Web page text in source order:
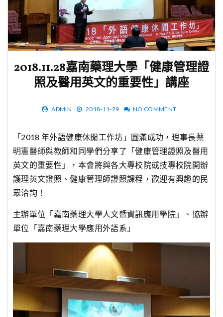
2018.11.28嘉南藥理大學「健康管理證
照及醫用英文的重要性」講座
ADMIN 2018-11-29 NO COMMENT
「2018 年外語健康休閒工作坊」圓滿成功，理事長蔡
明憲醫師與教師和同學們分享了「健康管理證照及醫用
英文的重要性」，本會將與各大專校院或技專校院開辦
護理英文證照、健康管理師證照課程，歡迎有興趣的民
眾洽詢！
主辦單位「嘉南藥理大學人文暨資訊應用學院」、協辦
單位「嘉南藥理大學應用外語系」